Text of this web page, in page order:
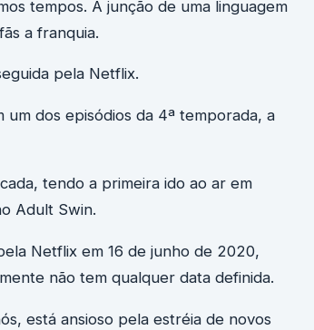
tempos. A junção de uma linguagem
a franquia.
pela Netflix.
dos episódios da 4ª temporada, a
tendo a primeira ido ao ar em
Adult Swin.
Netflix em 16 de junho de 2020,
não tem qualquer data definida.
está ansioso pela estréia de novos